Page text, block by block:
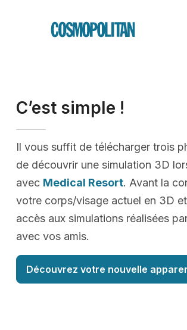
C’est simple !
Il vous suffit de télécharger trois
de découvrir une simulation 3D
avec Medical Resort. Avant la
votre corps/visage actuel en 3D
accès aux simulations réalisées
avec vos amis.
Découvrez votre nouvelle